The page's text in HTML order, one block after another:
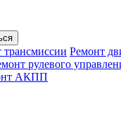
трансмиссии Ремонт
рулевого
АКПП